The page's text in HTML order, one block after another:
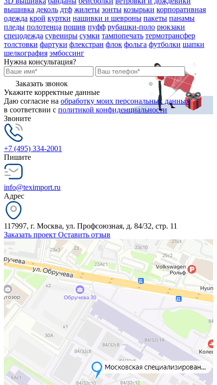
вышивка деколь дтф жилеты зонты козырьки корпоративная
одежда крой куртки нашивки и шевроны пакеты панамы
пледы полотенца пошив пуфф рубашки-поло рюкзаки
спецодежда сувениры сумки тампопечать термотрансфер
толстовки фартуки флекстран флок фольга футболки шапки
шелкография эмбоссинг
Нужна консультация?
Заказать звонок
Укажите корректные данные
Даю согласие на обработку моих персональных данных
в соответсвии с политикой конфиденциальности
Звоните
+7 (495) 334-2001
Пишите
info@teximport.ru
Адрес
117997, г. Москва, ул. Профсоюзная, д. 84/32, стр. 11
Заказать проект Оставить отзыв